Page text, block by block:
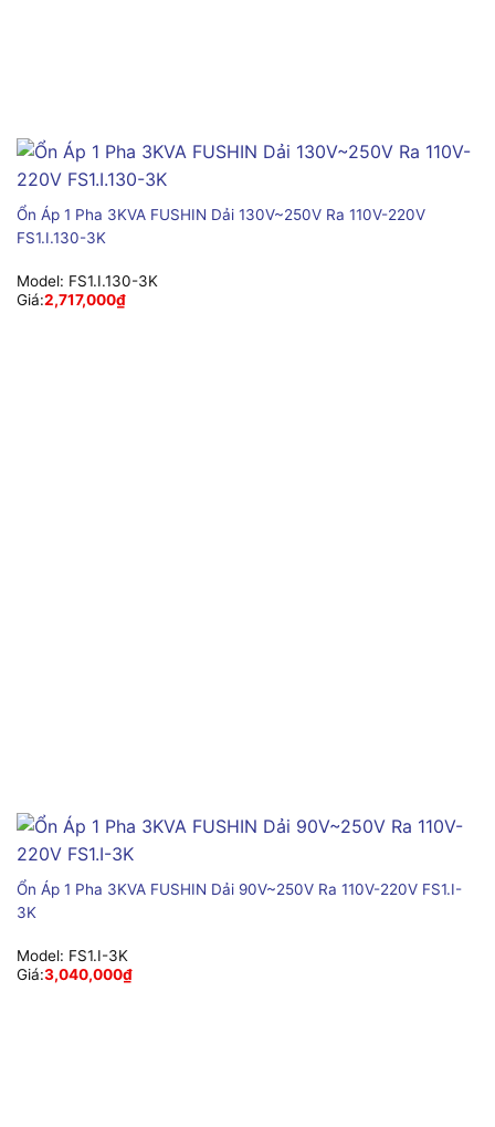
Ổn Áp 1 Pha 3KVA FUSHIN Dải 130V~250V Ra 110V-220V
FS1.I.130-3K
Model: FS1.I.130-3K
Giá:2,717,000₫
Ổn Áp 1 Pha 3KVA FUSHIN Dải 90V~250V Ra 110V-220V FS1.I-
3K
Model: FS1.I-3K
Giá:3,040,000₫